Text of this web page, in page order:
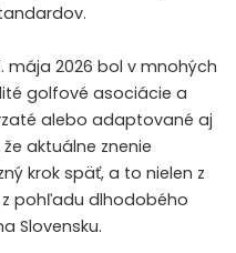
mája 2026 bol v mnohých
golfové asociácie a
alebo adaptované aj
aktuálne znenie
krok späť, a to nielen z
z pohľadu dlhodobého
Slovensku.